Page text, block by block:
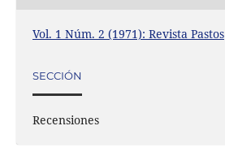
Vol. 1 Núm. 2 (1971): Revista Pastos
SECCIÓN
Recensiones